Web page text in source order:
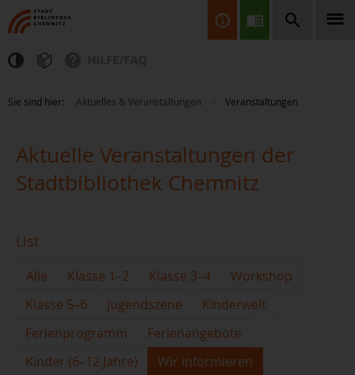
Finden Sie Informationen, Bücher, CDs & DVDs, Spiele, BluRays,
Zeitschriften und vieles mehr...
Sie sind hier: Aktuelles & Veranstaltungen Veranstaltungen
Aktuelle Veranstaltungen der
Stadtbibliothek Chemnitz
List
Alle Klasse 1–2 Klasse 3–4
Workshop
Klasse 5–6
Jugendszene
Kinderwelt
Ferienprogramm
Ferienangebote
Kinder (6–12 Jahre)
Wir informieren